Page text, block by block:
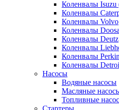
Коленвалы Isuzu
Коленвалы
Коленвалы Volvo
Коленвалы
Коленвалы Deutz
Коленвалы
Коленвалы
Коленвалы
Насосы
Водяные насосы
Масляные
Топливные
Стартеры